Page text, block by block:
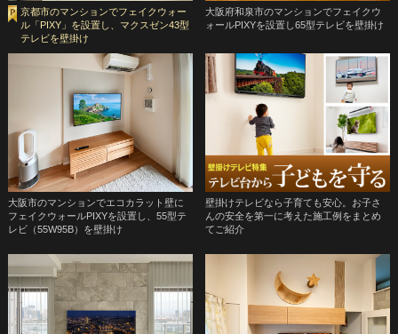
京都市のマンションでフェイクウォー
ル「PIXY」を設置し、マクスゼン43型
テレビを壁掛け
大阪府和泉市のマンションでフェイクウ
ォールPIXYを設置し65型テレビを壁掛け
大阪市のマンションでエコカラット壁に
フェイクウォールPIXYを設置し、55型テ
レビ（55W95B）を壁掛け
壁掛けテレビなら子育ても安心。お子さ
んの安全を第一に考えた施工例をまとめ
てご紹介